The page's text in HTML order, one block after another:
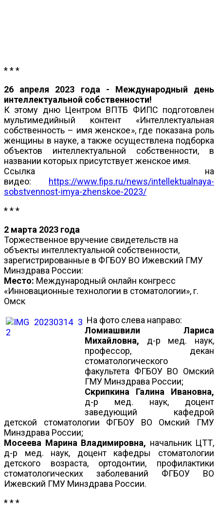
* * *
26 апреля 2023 года - Международный день
интеллектуальной собственности!
К этому дню Центром ВПТБ ФИПС подготовлен
мультимедийный контент «Интеллектуальная
собственность – имя женское», где показана роль
женщины в науке, а также осуществлена подборка
объектов интеллектуальной собственности, в
названии которых присутствует женское имя.
Ссылка на
видео: https://www.fips.ru/news/intellektualnaya-
sobstvennost-imya-zhenskoe-2023/
* * *
2 марта 2023 года
Торжественное вручение свидетельств на
объекты интеллектуальной собственности,
зарегистрированные в ФГБОУ ВО Ижевский ГМУ
Минздрава России:
Место: Международный онлайн конгресс
«Инновационные технологии в стоматологии», г.
Омск
На фото слева направо:
Ломиашвили Лариса
Михайловна, д-р мед. наук,
профессор, декан
стоматологического
факультета ФГБОУ ВО Омский
ГМУ Минздрава России;
Скрипкина Галина Ивановна,
д-р мед. наук, доцент
заведующий кафедрой
детской стоматологии ФГБОУ ВО Омский ГМУ
Минздрава России;
Мосеева Марина Владимировна, начальник ЦТТ,
д-р мед. наук, доцент кафедры стоматологии
детского возраста, ортодонтии, профилактики
стоматологических заболеваний ФГБОУ ВО
Ижевский ГМУ Минздрава России.
* * *